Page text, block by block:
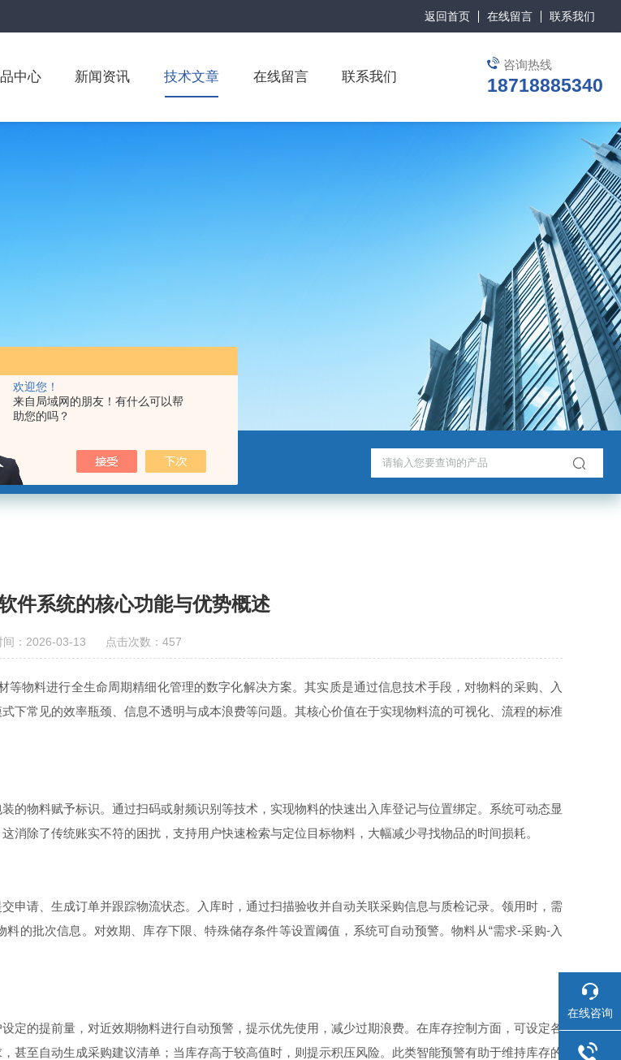
欢迎您！
来自局域网的朋友！有什么可以帮
助您的吗？
返回首页 在线留言 联系我们
咨询热线
18718885340
中心 新闻资讯 技术文章 在线留言 联系我们
件系统的核心功能与优势概述
间：2026-03-13 点击次数：457
等物料进行全生命周期精细化管理的数字化解决方案。其实质是通过信息技术手段，对物料的采购、入
下常见的效率瓶颈、信息不透明与成本浪费等问题。其核心价值在于实现物料流的可视化、流程的标准
物料赋予标识。通过扫码或射频识别等技术，实现物料的快速出入库登记与位置绑定。系统可动态显
除了传统账实不符的困扰，支持用户快速检索与定位目标物料，大幅减少寻找物品的时间损耗。
请、生成订单并跟踪物流状态。入库时，通过扫描验收并自动关联采购信息与质检记录。领用时，需
的批次信息。对效期、库存下限、特殊储存条件等设置阈值，系统可自动预警。物料从“需求-采购-入
的提前量，对近效期物料进行自动预警，提示优先使用，减少过期浪费。在库存控制方面，可设定各
甚至自动生成采购建议清单；当库存高于较高值时，则提示积压风险。此类智能预警有助于维持库存的
在线咨询